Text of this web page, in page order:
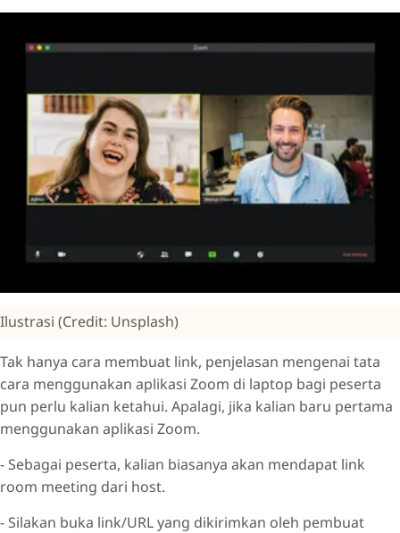
Ilustrasi (Credit: Unsplash)
Tak hanya cara membuat link, penjelasan mengenai tata
cara menggunakan aplikasi Zoom di laptop bagi peserta
pun perlu kalian ketahui. Apalagi, jika kalian baru pertama
menggunakan aplikasi Zoom.
- Sebagai peserta, kalian biasanya akan mendapat link
room meeting dari host.
- Silakan buka link/URL yang dikirimkan oleh pembuat